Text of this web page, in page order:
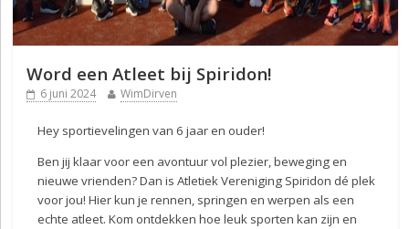
Word een Atleet bij Spiridon!
6 juni 2024 WimDirven
Hey sportievelingen van 6 jaar en ouder!
Ben jij klaar voor een avontuur vol plezier, beweging en
nieuwe vrienden? Dan is Atletiek Vereniging Spiridon dé plek
voor jou! Hier kun je rennen, springen en werpen als een
echte atleet. Kom ontdekken hoe leuk sporten kan zijn en